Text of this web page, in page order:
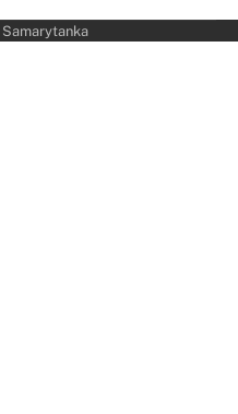
Samarytanka